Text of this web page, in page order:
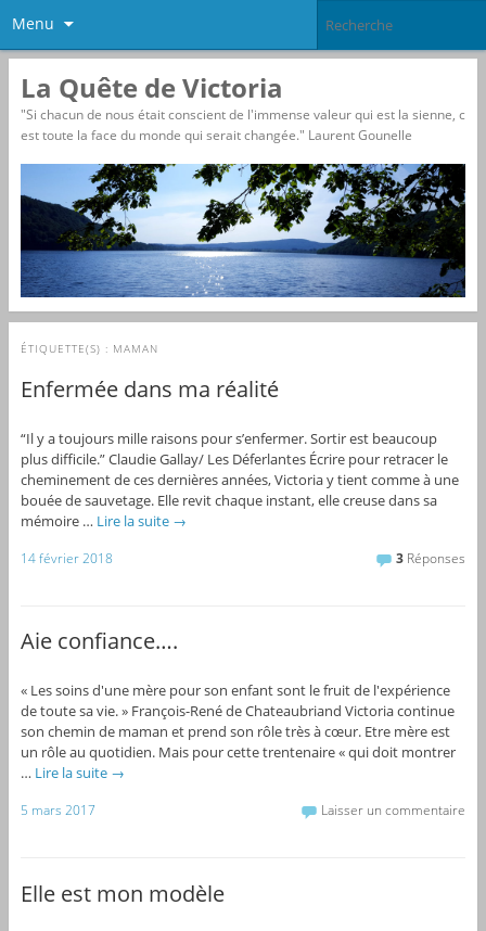
Menu
La Quête de Victoria
"Si chacun de nous était conscient de l'immense valeur qui est la sienne, c
est toute la face du monde qui serait changée." Laurent Gounelle
ÉTIQUETTE(S) : MAMAN
Enfermée dans ma réalité
“Il y a toujours mille raisons pour s’enfermer. Sortir est beaucoup
plus difficile.” Claudie Gallay/ Les Déferlantes Écrire pour retracer le
cheminement de ces dernières années, Victoria y tient comme à une
bouée de sauvetage. Elle revit chaque instant, elle creuse dans sa
mémoire … Lire la suite →
14 février 2018 3 Réponses
Aie confiance….
« Les soins d'une mère pour son enfant sont le fruit de l'expérience
de toute sa vie. » François-René de Chateaubriand Victoria continue
son chemin de maman et prend son rôle très à cœur. Etre mère est
un rôle au quotidien. Mais pour cette trentenaire « qui doit montrer
… Lire la suite →
5 mars 2017 Laisser un commentaire
Elle est mon modèle